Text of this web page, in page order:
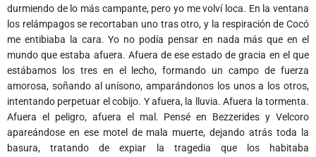
durmiendo de lo más campante, pero yo me volví loca. En la ventana
los relámpagos se recortaban uno tras otro, y la respiración de Cocó
me entibiaba la cara. Yo no podía pensar en nada más que en el
mundo que estaba afuera. Afuera de ese estado de gracia en el que
estábamos los tres en el lecho, formando un campo de fuerza
amorosa, soñando al unísono, amparándonos los unos a los otros,
intentando perpetuar el cobijo. Y afuera, la lluvia. Afuera la tormenta.
Afuera el peligro, afuera el mal. Pensé en Bezzerides y Velcoro
apareándose en ese motel de mala muerte, dejando atrás toda la
basura, tratando de expiar la tragedia que los habitaba